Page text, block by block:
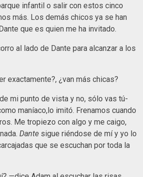
infantil o salir con estos cinco
más. Los demás chicos ya se han
que es quien me ha invitado.
al lado de Dante para alcanzar a los
exactamente?, ¿van más chicas?
mi punto de vista y no, sólo vas tú-
maníaco,lo imitó. Frenamos cuando
Me tropiezo con algo y me caigo,
Dante sigue riéndose de mí y yo lo
que se escuchan por toda la